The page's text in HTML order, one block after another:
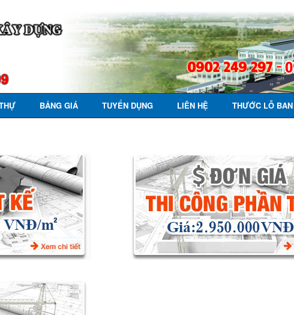
BẢNG GIÁ TUYỂN DỤNG LIÊN HỆ THƯỚC LỖ BAN